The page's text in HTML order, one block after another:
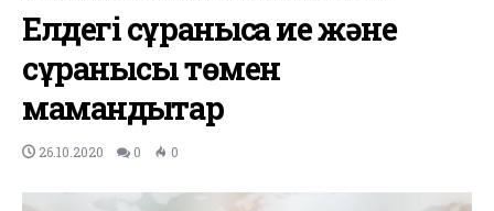
Елдегі сұранысқа ие және
сұранысы төмен
мамандықтар
26.10.2020 0 0